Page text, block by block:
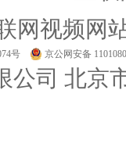
网视频网
号 京公网安备
公司 北京